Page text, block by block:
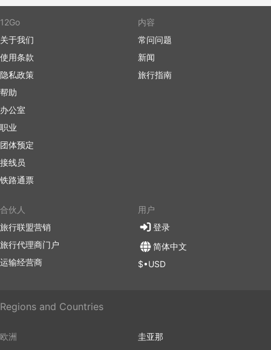
12Go
关于我们
使用条款
隐私政策
帮助
办公室
职业
团体预定
接线员
铁路通票
内容
常问问题
新闻
旅行指南
合伙人
旅行联盟营销
旅行代理商门户
运输经营商
用户
登录
简体中文
$•USD
Regions and Countries
欧洲
圭亚那